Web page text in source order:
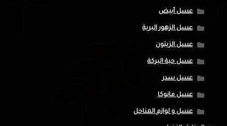
عسل أبيض
عسل الزهور البرية
عسل الزيتون
عسل حبة البركة
عسل سدر
عسل مانوكا
عسل و لوازم المناحل